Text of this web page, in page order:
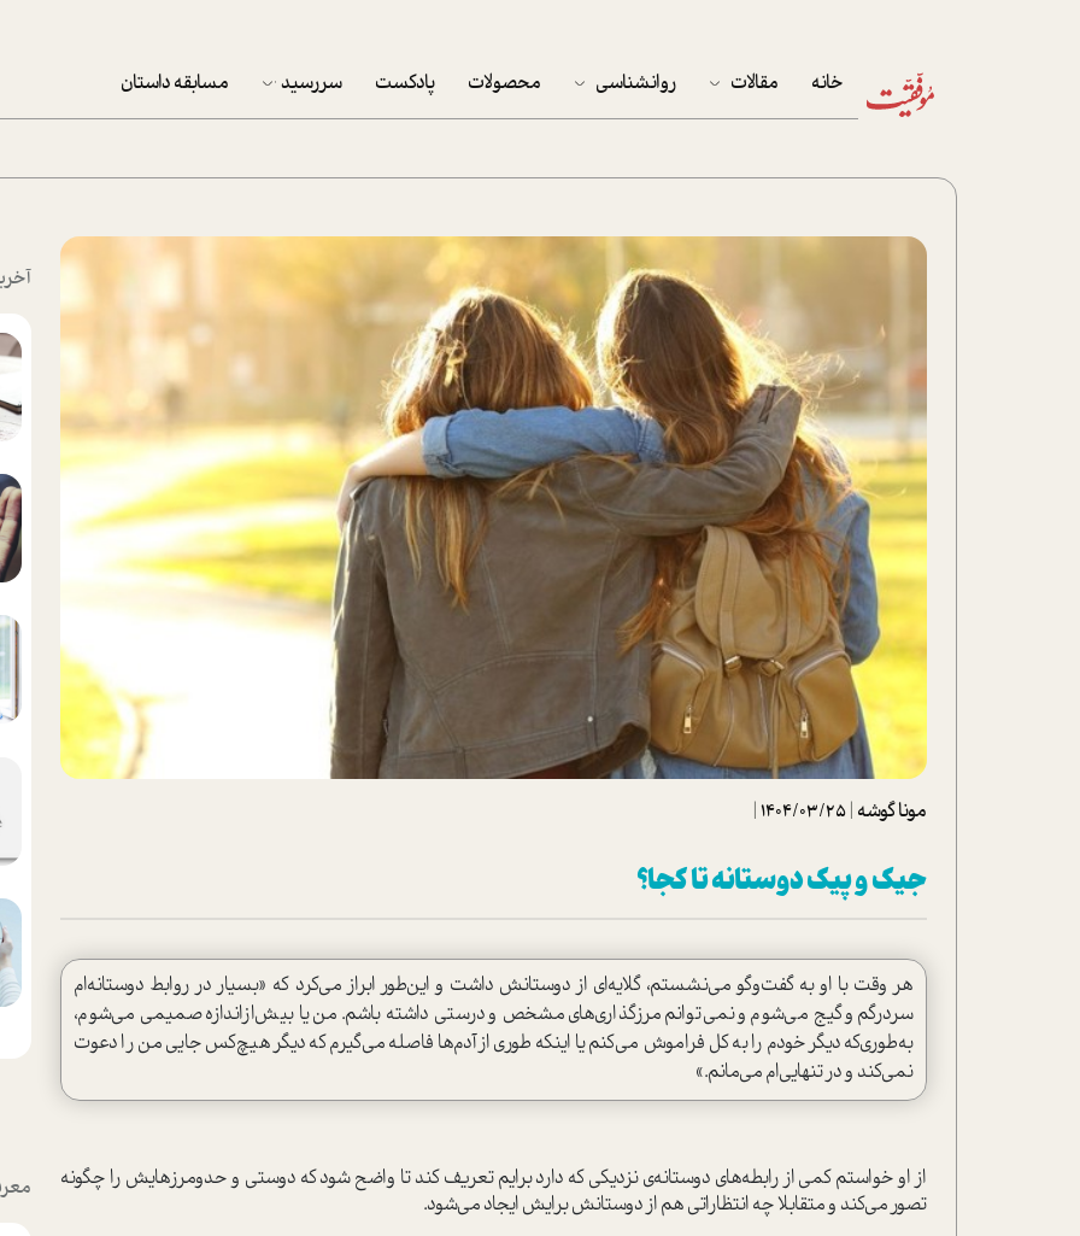
خانه مقالات
زندگی
نوجوان
کار
پلاس
تحلیل فیلم
داستان
روانشناسی محصولات پادکست سررسید مسابقه داستان
مونا گوشه |
1404/03/25
|
جیک و پیک دوستانه تا کجا؟
هر وقت با او به گفت‌وگو می‌نشستم، گلایه‌ای از دوستانش داشت و این‌طور ابراز می‌کرد که «بسیار در روابط دوستانه‌ام
سردرگم و گیج می‌شوم و نمی‌توانم مرزگذاری‌های مشخص و درستی داشته باشم. من یا بیش‌از‌اندازه صمیمی می‌شوم،
به‌طوری‌که دیگر خودم را به کل فراموش می‌کنم یا اینکه طوری از آدم‌ها فاصله می‌گیرم که دیگر هیچ‌کس جایی من را دعوت
نمی‌کند و در تنهایی‌ام می‌مانم.»
از او خواستم کمی از رابطه‌های دوستانه‌ی نزدیکی که دارد برایم تعریف کند تا واضح شود که دوستی و حد‌و‌مرزهایش را چگونه
تصور می‌کند و متقابلا چه انتظاراتی هم از دوستانش برایش ایجاد می‌شود.